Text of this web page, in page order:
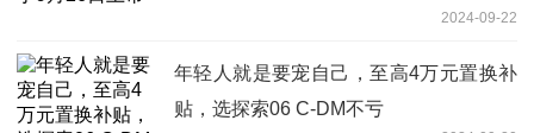
2024-09-22
年轻人就是要宠自己，至高4万元置换补
贴，选探索06 C-DM不亏